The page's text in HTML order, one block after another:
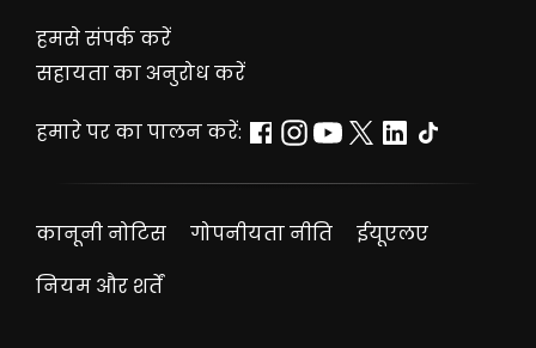
हमसे संपर्क करें
सहायता का अनुरोध करें
हमारे पर का पालन करें:
कानूनी नोटिस गोपनीयता नीति
ईयूएलए
नियम और शर्तें